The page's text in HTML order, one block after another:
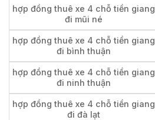
hợp đồng thuê xe 4 chỗ tiền giang
đi mũi né
hợp đồng thuê xe 4 chỗ tiền giang
đi bình thuận
hợp đồng thuê xe 4 chỗ tiền giang
đi ninh thuận
hợp đồng thuê xe 4 chỗ tiền giang
đi đà lạt